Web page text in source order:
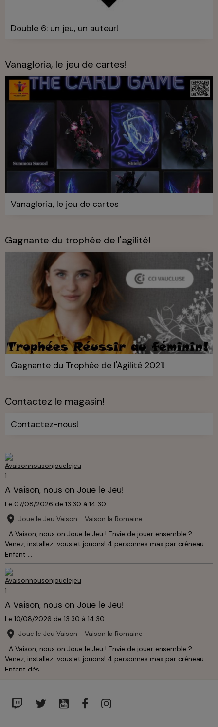
Double 6: un jeu, un auteur!
Vanagloria, le jeu de cartes!
Vanagloria, le jeu de cartes
Gagnante du trophée de l'agilité!
Gagnante du Trophée de l'Agilité 2021!
Contactez le magasin!
Contactez-nous!
A Vaison, nous on Joue le Jeu!
Le 07/08/2026 de 13:30 à 14:30
Joue le Jeu Vaison - Vaison la Romaine
A Vaison, nous on Joue le Jeu ! Envie de jouer ensemble ?
Venez, installez-vous et jouons! 4 personnes max par créneau.
Enfant ...
A Vaison, nous on Joue le Jeu!
Le 10/08/2026 de 13:30 à 14:30
Joue le Jeu Vaison - Vaison la Romaine
A Vaison, nous on Joue le Jeu ! Envie de jouer ensemble ?
Venez, installez-vous et jouons! 4 personnes max par créneau.
Enfant dès ...